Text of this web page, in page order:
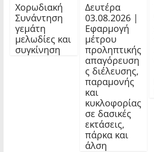
Χορωδιακή
Συνάντηση
γεμάτη
μελωδίες και
συγκίνηση
Δευτέρα
03.08.2026 |
Εφαρμογή
μέτρου
προληπτικής
απαγόρευση
ς διέλευσης,
παραμονής
και
κυκλοφορίας
σε δασικές
εκτάσεις,
πάρκα και
άλση